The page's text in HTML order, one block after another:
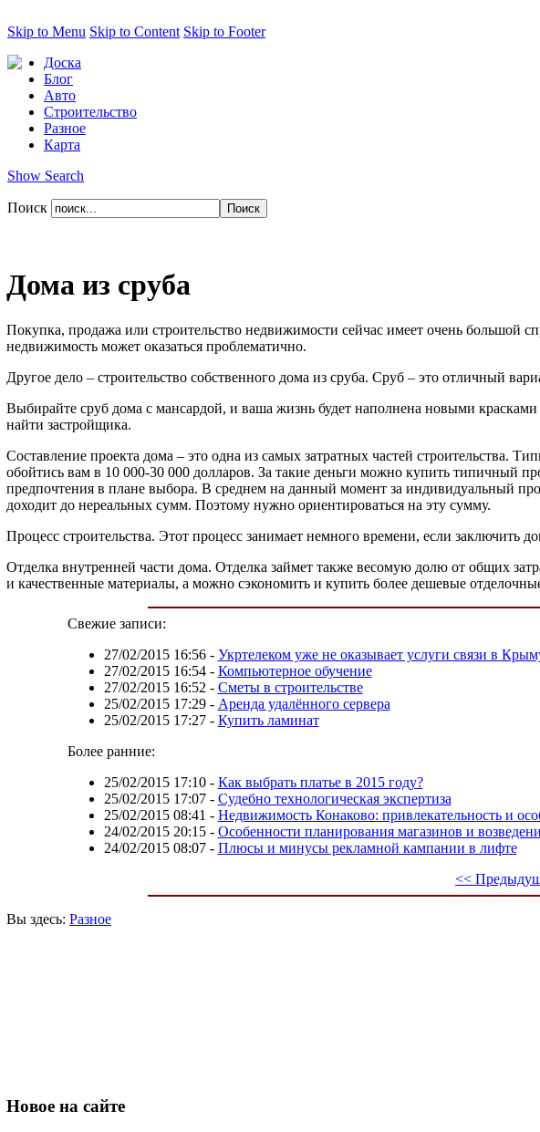
Skip to Menu Skip to Content Skip to Footer
Доска
Блог
Авто
Строительство
Разное
Карта
Show Search
Поиск
Дома из сруба
Покупка, продажа или строительство недвижимости сейчас имеет очень большой
недвижимость может оказаться проблематично.
Другое дело – строительство собственного дома из сруба. Сруб – это отличный
Выбирайте сруб дома с мансардой, и ваша жизнь будет наполнена новыми
найти застройщика.
Составление проекта дома – это одна из самых затратных частей строительства.
обойтись вам в 10 000-30 000 долларов. За такие деньги можно купить типичный
предпочтения в плане выбора. В среднем на данный момент за индивидуальный
доходит до нереальных сумм. Поэтому нужно ориентироваться на эту сумму.
Процесс строительства. Этот процесс занимает немного времени, если заключить
Отделка внутренней части дома. Отделка займет также весомую долю от общих
и качественные материалы, а можно сэкономить и купить более дешевые
Свежие записи:
27/02/2015 16:56- Укртелеком уже не оказывает услуги связи в
27/02/2015 16:54- Компьютерное обучение
27/02/2015 16:52 - Сметы в строительстве
25/02/2015 17:29- Аренда удалённого сервера
25/02/2015 17:27- Купить ламинат
Более ранние:
25/02/2015 17:10- Как выбрать платье в 2015 году?
25/02/2015 17:07- Судебно технологическая экспертиза
25/02/2015 08:41 - Недвижимость Конаково: привлекательность и
24/02/2015 20:15- Особенности планирования магазинов и
24/02/2015 08:07- Плюсы и минусы рекламной кампании в лифте
<<
Вы здесь: Разное
Новое на сайте